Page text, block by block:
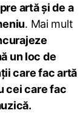
artă și de a
. Mai mult
un loc de
care fac artă
cei care fac